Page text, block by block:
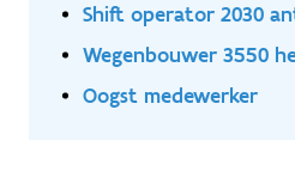
Trespa;je bent
Shift operator 2030
Wegenbouwer 3550
Oogst medewerker